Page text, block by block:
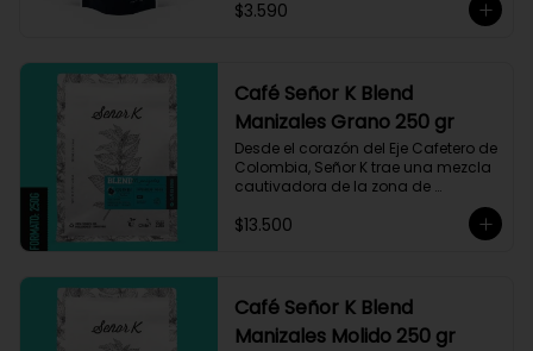
$3.590
Café Señor K Blend
Manizales Grano 250 gr
Desde el corazón del Eje Cafetero de
Colombia, Señor K trae una mezcla
cautivadora de la zona de
Manizales, entre 1.800 y 1.950 msnm.
La variedad es Castillo, que ha sido
trazas de chocolate. El tueste medio
permite degustar todos los sabores
complejos de este café
$13.500
Café Señor K Blend
Manizales Molido 250 gr